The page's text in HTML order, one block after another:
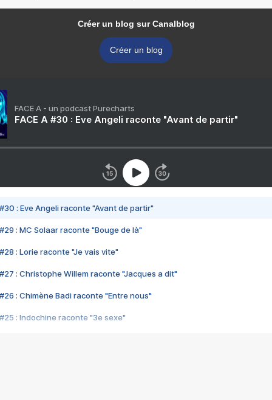
Créer un blog sur Canalblog
Créer un blog
FACE A - un podcast Purecharts
FACE A #30 : Eve Angeli raconte "Avant de partir"
#30 : Eve Angeli raconte "Avant de partir"
#29 : MC Solaar raconte "Bouge de là"
#28 : Lorie raconte "Je vais vite"
#27 : Christophe Willem raconte "Jacques a dit"
#26 : Chimène Badi raconte "Entre nous"
#25 : Indochine raconte "3e sexe"